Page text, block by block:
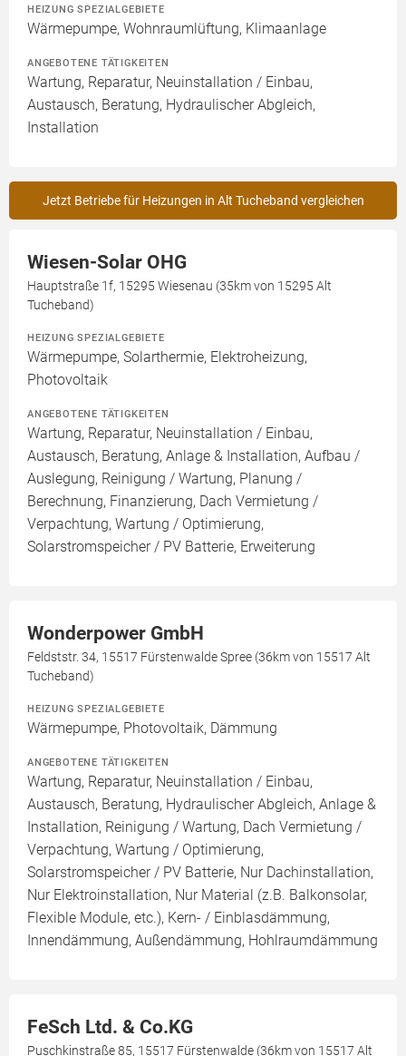
HEIZUNG SPEZIALGEBIETE
Wärmepumpe, Wohnraumlüftung, Klimaanlage
ANGEBOTENE TÄTIGKEITEN
Wartung, Reparatur, Neuinstallation / Einbau,
Austausch, Beratung, Hydraulischer Abgleich,
Installation
Jetzt Betriebe für Heizungen in Alt Tucheband vergleichen
Wiesen-Solar OHG
Hauptstraße 1f, 15295 Wiesenau (35km von 15295 Alt
Tucheband)
HEIZUNG SPEZIALGEBIETE
Wärmepumpe, Solarthermie, Elektroheizung,
Photovoltaik
ANGEBOTENE TÄTIGKEITEN
Wartung, Reparatur, Neuinstallation / Einbau,
Austausch, Beratung, Anlage & Installation, Aufbau /
Auslegung, Reinigung / Wartung, Planung /
Berechnung, Finanzierung, Dach Vermietung /
Verpachtung, Wartung / Optimierung,
Solarstromspeicher / PV Batterie, Erweiterung
Wonderpower GmbH
Feldststr. 34, 15517 Fürstenwalde Spree (36km von 15517 Alt
Tucheband)
HEIZUNG SPEZIALGEBIETE
Wärmepumpe, Photovoltaik, Dämmung
ANGEBOTENE TÄTIGKEITEN
Wartung, Reparatur, Neuinstallation / Einbau,
Austausch, Beratung, Hydraulischer Abgleich, Anlage &
Installation, Reinigung / Wartung, Dach Vermietung /
Verpachtung, Wartung / Optimierung,
Solarstromspeicher / PV Batterie, Nur Dachinstallation,
Nur Elektroinstallation, Nur Material (z.B. Balkonsolar,
Flexible Module, etc.), Kern- / Einblasdämmung,
Innendämmung, Außendämmung, Hohlraumdämmung
FeSch Ltd. & Co.KG
Puschkinstraße 85, 15517 Fürstenwalde (36km von 15517 Alt